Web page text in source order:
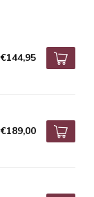
€144,95
€189,00